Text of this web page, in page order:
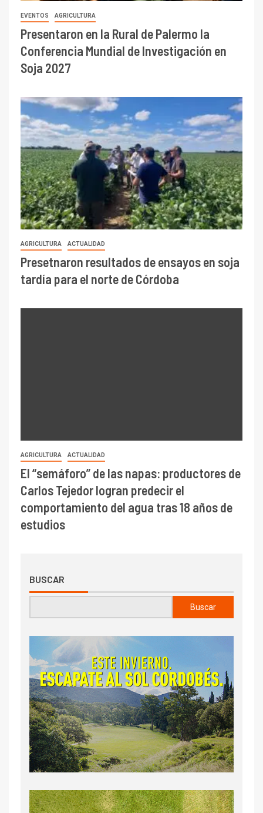
EVENTOS AGRICULTURA
Presentaron en la Rural de Palermo la
Conferencia Mundial de Investigación en
Soja 2027
AGRICULTURA ACTUALIDAD
Presetnaron resultados de ensayos en soja
tardía para el norte de Córdoba
AGRICULTURA ACTUALIDAD
El “semáforo” de las napas: productores de
Carlos Tejedor logran predecir el
comportamiento del agua tras 18 años de
estudios
BUSCAR
Buscar